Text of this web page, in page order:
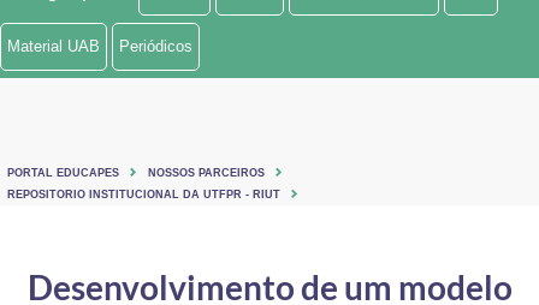
Ministério de Minas e Energia
Ministério do Turismo
Controladoria-Geral da União
Material UAB Periódicos
PORTAL EDUCAPES
NOSSOS PARCEIROS
REPOSITORIO INSTITUCIONAL DA UTFPR - RIUT
Desenvolvimento de um modelo